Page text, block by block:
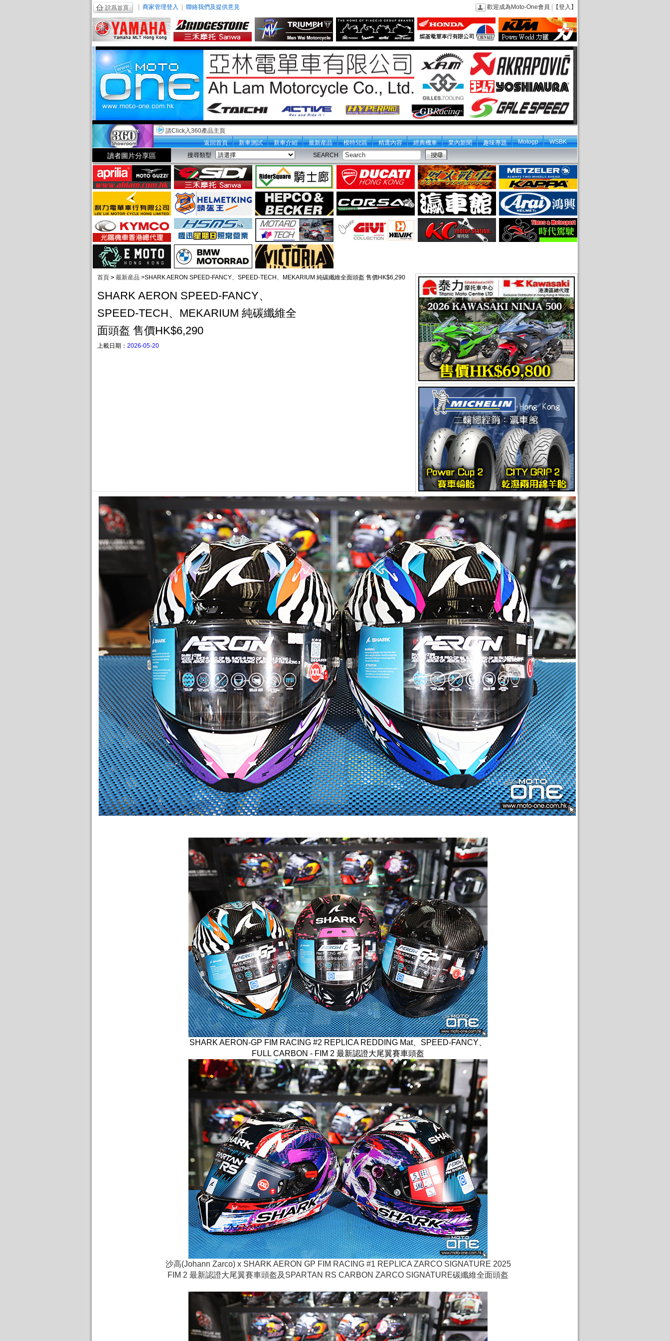
商家管理登入 聯絡我們及提供意見 歡迎成為Moto-One會員 【登入】
請Click入360產品主頁
返回首頁
新車測試 新車介紹 最新産品 模特兒區 精選內容 經典機車 業內新聞 趣味專題 Motogp WSBK
讀者圖片分享區 搜尋類型 SEARCH
首頁 > 最新産品 >SHARK AERON SPEED-FANCY、SPEED-TECH、MEKARIUM 純碳纖維全面頭盔 售價HK$6,290
SHARK AERON SPEED-FANCY、
SPEED-TECH、MEKARIUM 純碳纖維全
面頭盔 售價HK$6,290
上載日期： 2026-05-20
SHARK AERON-GP FIM RACING #2 REPLICA REDDING Mat、SPEED-FANCY、
FULL CARBON - FIM 2 最新認證大尾翼賽車頭盔
沙高(Johann Zarco) x SHARK AERON GP FIM RACING #1 REPLICA ZARCO SIGNATURE 2025
FIM 2 最新認證大尾翼賽車頭盔及SPARTAN RS CARBON ZARCO SIGNATURE碳纖維全面頭盔